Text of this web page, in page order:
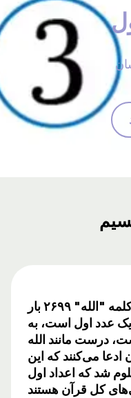
اعداد اول تقسیم‌ناپذیر هستند. کلمه "الله" ۲۶۹۹ بار
در قرآن آمده است؛ ۲۶۹۹ یک عدد اول است، به
درست مانند الله
می‌کنند که این
شد که اعداد اول